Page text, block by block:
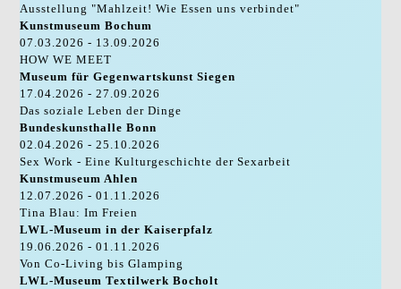
Ausstellung "Mahlzeit! Wie Essen uns verbindet"
Kunstmuseum Bochum
07.03.2026 - 13.09.2026
HOW WE MEET
Museum für Gegenwartskunst Siegen
17.04.2026 - 27.09.2026
Das soziale Leben der Dinge
Bundeskunsthalle Bonn
02.04.2026 - 25.10.2026
Sex Work - Eine Kulturgeschichte der Sexarbeit
Kunstmuseum Ahlen
12.07.2026 - 01.11.2026
Tina Blau: Im Freien
LWL-Museum in der Kaiserpfalz
19.06.2026 - 01.11.2026
Von Co-Living bis Glamping
LWL-Museum Textilwerk Bocholt